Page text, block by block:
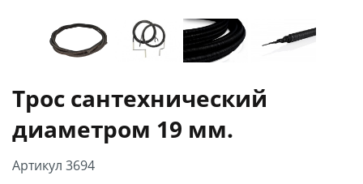
Трос сантехнический
диаметром 19 мм.
Артикул 3694